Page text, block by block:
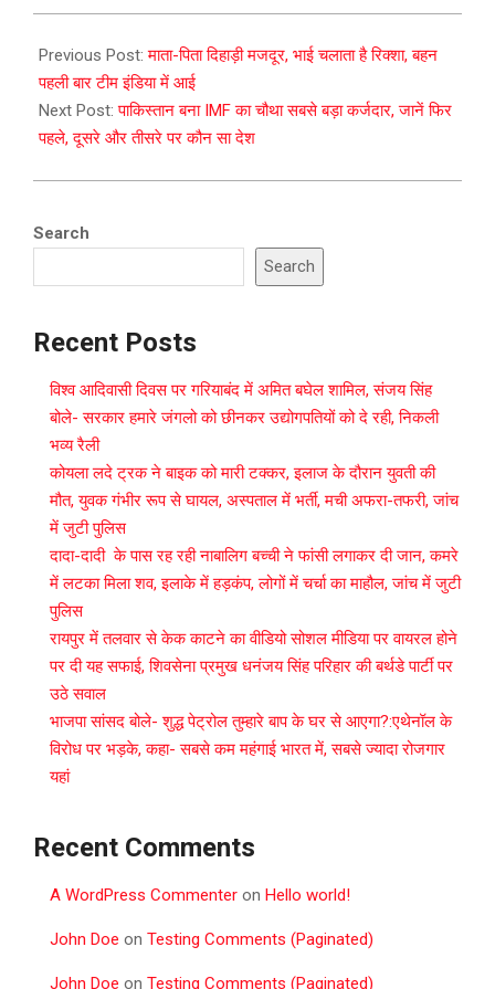
07-
04
Previous Post:माता-पिता दिहाड़ी मजदूर, भाई चलाता है रिक्शा, बहन
पहली बार टीम इंडिया में आई
Next Post:पाकिस्‍तान बना IMF का चौथा सबसे बड़ा कर्जदार, जानें फिर
पहले, दूसरे और तीसरे पर कौन सा देश
Search
Search
Recent Posts
विश्व आदिवासी दिवस पर गरियाबंद में अमित बघेल शामिल, संजय सिंह
बोले- सरकार हमारे जंगलो को छीनकर उद्योगपतियों को दे रही, निकली
भव्य रैली
कोयला लदे ट्रक ने बाइक को मारी टक्कर, इलाज के दौरान युवती की
मौत, युवक गंभीर रूप से घायल, अस्पताल में भर्ती, मची अफरा-तफरी, जांच
में जुटी पुलिस
दादा-दादी के पास रह रही नाबालिग बच्ची ने फांसी लगाकर दी जान, कमरे
में लटका मिला शव, इलाके में हड़कंप, लोगों में चर्चा का माहौल, जांच में जुटी
पुलिस
रायपुर में तलवार से केक काटने का वीडियो सोशल मीडिया पर वायरल होने
पर दी यह सफाई, शिवसेना प्रमुख धनंजय सिंह परिहार की बर्थडे पार्टी पर
उठे सवाल
भाजपा सांसद बोले- शुद्ध पेट्रोल तुम्हारे बाप के घर से आएगा?:एथेनॉल के
विरोध पर भड़के, कहा- सबसे कम महंगाई भारत में, सबसे ज्यादा रोजगार
यहां
Recent Comments
A WordPress Commenter on Hello world!
John Doe on Testing Comments (Paginated)
John Doe on Testing Comments (Paginated)